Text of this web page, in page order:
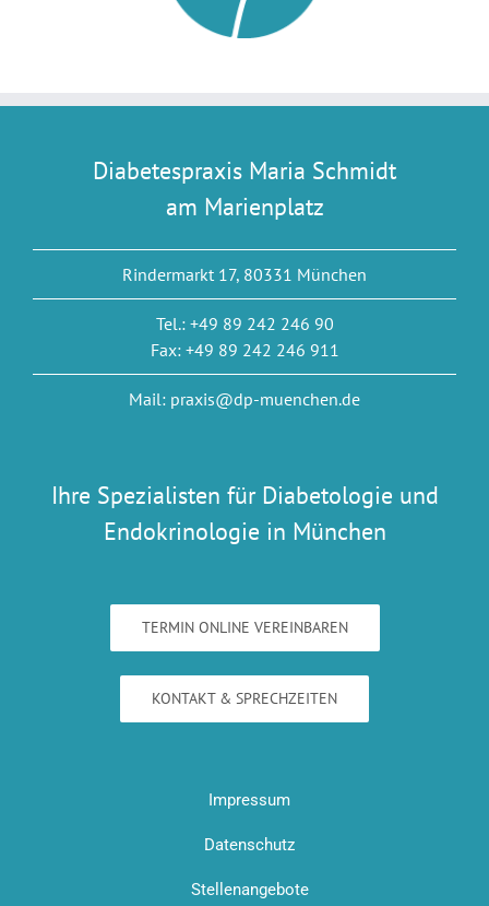
Diabetespraxis Maria Schmidt
am Marienplatz
Rindermarkt 17, 80331 München
Tel.: +49 89 242 246 90
Fax: +49 89 242 246 911
Mail: praxis@dp-muenchen.de
Ihre Spezialisten für Diabetologie und
Endokrinologie in München
TERMIN ONLINE VEREINBAREN
KONTAKT & SPRECHZEITEN
Impressum
Datenschutz
Stellenangebote